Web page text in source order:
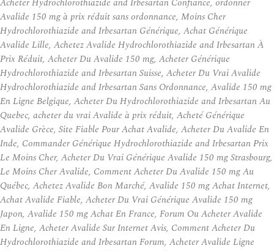
Avalide 150 mg à prix réduit sans ordonnance, Moins Cher
Hydrochlorothiazide and Irbesartan Générique, Achat Générique
Avalide Lille, Achetez Avalide Hydrochlorothiazide and Irbesartan À
Prix Réduit, Acheter Du Avalide 150 mg, Acheter Générique
Hydrochlorothiazide and Irbesartan Suisse, Acheter Du Vrai Avalide
Hydrochlorothiazide and Irbesartan Sans Ordonnance, Avalide 150 mg
En Ligne Belgique, Acheter Du Hydrochlorothiazide and Irbesartan Au
Quebec, acheter du vrai Avalide à prix réduit, Acheté Générique
Avalide Grèce, Site Fiable Pour Achat Avalide, Acheter Du Avalide En
Inde, Commander Générique Hydrochlorothiazide and Irbesartan Prix
Le Moins Cher, Acheter Du Vrai Générique Avalide 150 mg Strasbourg,
Le Moins Cher Avalide, Comment Acheter Du Avalide 150 mg Au
Québec, Achetez Avalide Bon Marché, Avalide 150 mg Achat Internet,
Achat Avalide Fiable, Acheter Du Vrai Générique Avalide 150 mg
Japon, Avalide 150 mg Achat En France, Forum Ou Acheter Avalide
En Ligne, Acheter Avalide Sur Internet Avis, Comment Acheter Du
Hydrochlorothiazide and Irbesartan Forum, Acheter Avalide Ligne